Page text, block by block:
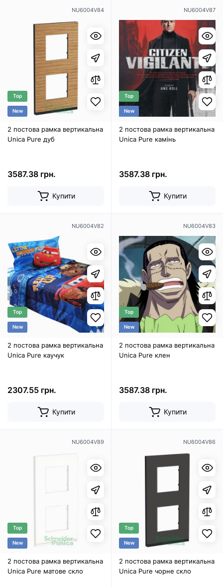
NU6004V84
Top
New
2 постова рамка вертикальна
Unica Pure дуб
3587.38 грн.
Купити
NU6004V87
Top
New
2 постова рамка вертикальна
Unica Pure камінь
3587.38 грн.
Купити
NU6004V82
Top
New
2 постова рамка вертикальна
Unica Pure каучук
2307.55 грн.
Купити
NU6004V83
Top
New
2 постова рамка вертикальна
Unica Pure клен
3587.38 грн.
Купити
NU6004V89
Top
New
2 постова рамка вертикальна
Unica Pure матове скло
NU6004V86
Top
New
2 постова рамка вертикальна
Unica Pure чорне скло